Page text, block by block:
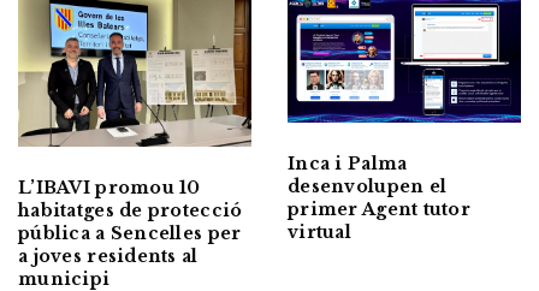
L’IBAVI promou 10
habitatges de protecció
pública a Sencelles per
a joves residents al
municipi
Inca i Palma
desenvolupen el
primer Agent tutor
virtual